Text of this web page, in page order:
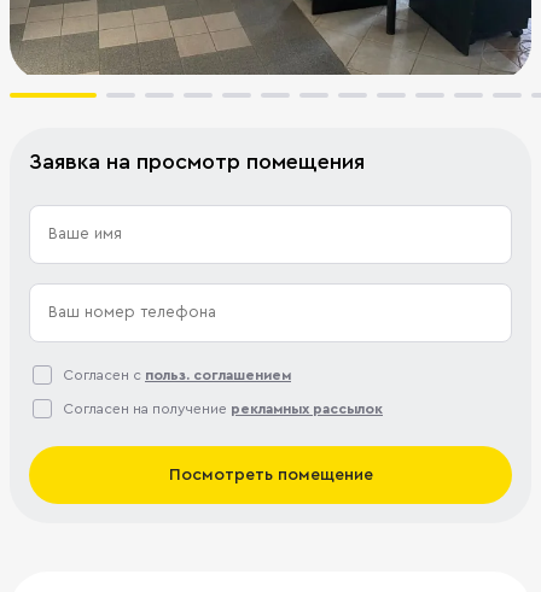
Заявка на просмотр помещения
Согласен с польз. соглашением
Согласен на получение рекламных рассылок
Посмотреть помещение